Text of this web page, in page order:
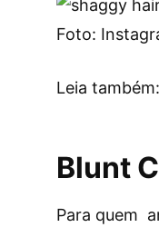
Foto:
Leia
Blunt
Para quem